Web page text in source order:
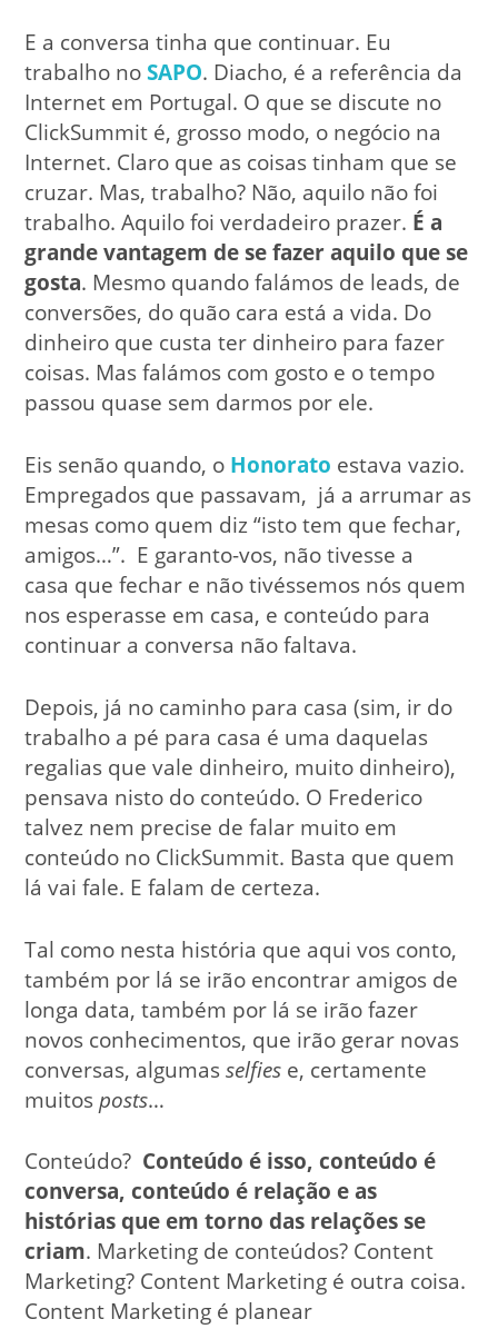
E a conversa tinha que continuar. Eu
trabalho noSAPO. Diacho, é a referência da
Internet em Portugal. O que se discute no
ClickSummit é, grosso modo, o negócio na
Internet. Claro que as coisas tinham que se
cruzar. Mas, trabalho? Não, aquilo não foi
trabalho. Aquilo foi verdadeiro prazer. É a
grande vantagem de se fazer aquilo que se
gosta. Mesmo quando falámos de leads, de
conversões, do quão cara está a vida. Do
dinheiro que custa ter dinheiro para fazer
coisas. Mas falámos com gosto e o tempo
passou quase sem darmos por ele.
Eis senão quando, o Honorato estava vazio.
Empregados que passavam, já a arrumar as
mesas como quem diz “isto tem que fechar,
amigos…”. E garanto-vos, não tivesse a
casa que fechar e não tivéssemos nós quem
nos esperasse em casa, e conteúdo para
continuar a conversa não faltava.
Depois, já no caminho para casa (sim, ir do
trabalho a pé para casa é uma daquelas
regalias que vale dinheiro, muito dinheiro),
pensava nisto do conteúdo. O Frederico
talvez nem precise de falar muito em
conteúdo no ClickSummit. Basta que quem
lá vai fale. E falam de certeza.
Tal como nesta história que aqui vos conto,
também por lá se irão encontrar amigos de
longa data, também por lá se irão fazer
novos conhecimentos, que irão gerar novas
conversas, algumasselfies e, certamente
muitosposts…
Conteúdo? Conteúdo é isso, conteúdo é
conversa, conteúdo é relação e as
histórias que em torno das relações se
criam. Marketing de conteúdos? Content
Marketing? Content Marketing é outra coisa.
Content Marketing é planear